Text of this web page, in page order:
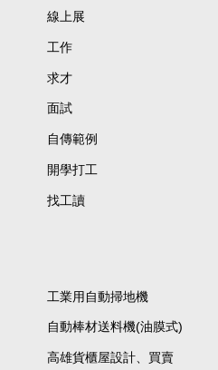
線上展
工作
求才
面試
自傳範例
開學打工
找工讀
工業用自動掃地機
自動棒材送料機(油膜式)
高雄貨櫃屋設計、買賣